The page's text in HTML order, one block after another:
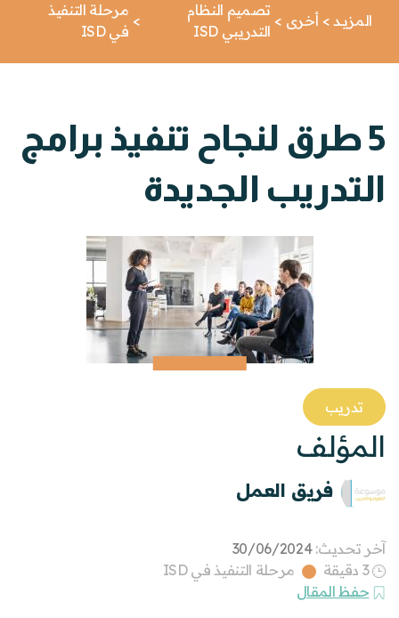
المزيـد > أخرى >
تصميم النظام
التدريبي ISD
>
مرحلة التنفيذ
في ISD
5 طرق لنجاح تنفيذ برامج
التدريب الجديدة
تدريب
المؤلف
فريق العمل
آخر تحديث:30/06/2024
3 دقيقة
مرحلة التنفيذ في ISD
حفظ المقال